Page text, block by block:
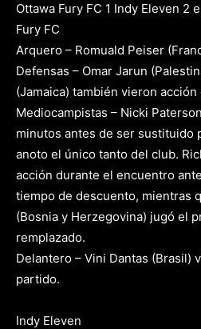
Ottawa Fury FC 1 Indy Eleven 2
Fury FC
Arquero – Romuald Peiser
Defensas – Omar Jarun
(Jamaica) también vieron
Mediocampistas – Nicki
minutos antes de ser sustituido
anoto el único tanto del club.
acción durante el encuentro
tiempo de descuento, mientras
(Bosnia y Herzegovina) jugó el
remplazado.
Delantero – Vini Dantas (Brasil)
partido.
Indy Eleven